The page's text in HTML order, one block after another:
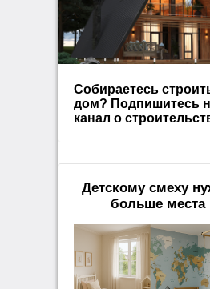
Собираетесь
дом? Подпишитесь
канал о
Детскому смеху
больше места